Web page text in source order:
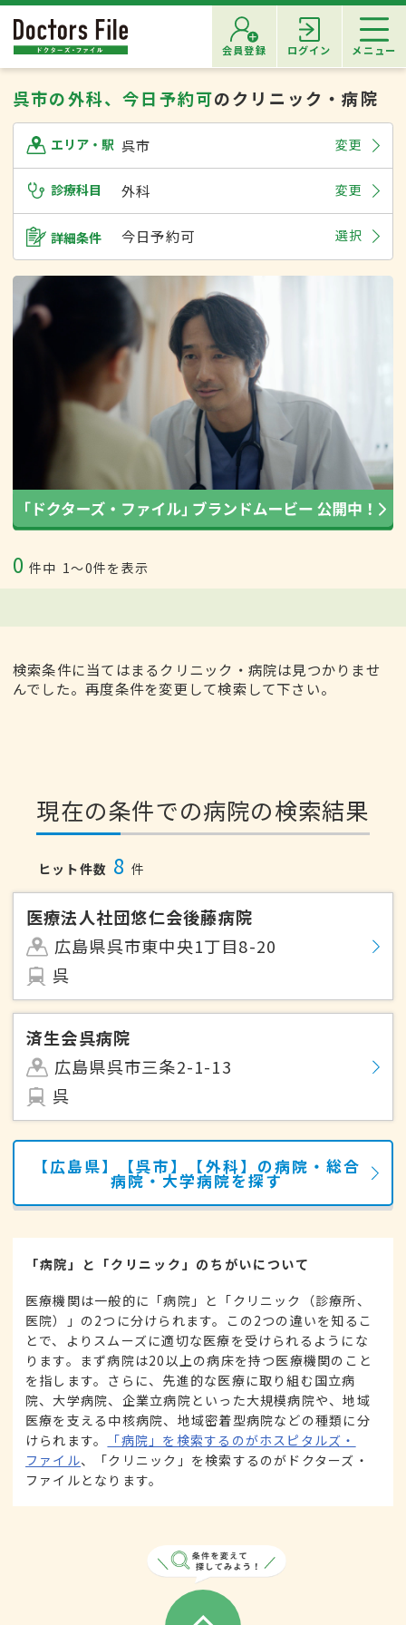
会員登録 ログイン メニュー
呉市の外科、今日予約可のクリニック・病院
エリア・駅 呉市 変更
診療科目 外科 変更
詳細条件 今日予約可 選択
0 件中 1〜0件を表示
検索条件に当てはまるクリニック・病院は見つかりませ
んでした。再度条件を変更して検索して下さい。
現在の条件での病院の検索結果
ヒット件数 8 件
医療法人社団悠仁会後藤病院
広島県呉市東中央1丁目8-20
呉
済生会呉病院
広島県呉市三条2-1-13
呉
【広島県】【呉市】【外科】の病院・総合
病院・大学病院を探す
「病院」と「クリニック」のちがいについて
医療機関は一般的に「病院」と「クリニック（診療所、
医院）」の2つに分けられます。この2つの違いを知るこ
とで、よりスムーズに適切な医療を受けられるようにな
ります。まず病院は20以上の病床を持つ医療機関のこと
を指します。さらに、先進的な医療に取り組む国立病
院、大学病院、企業立病院といった大規模病院や、地域
医療を支える中核病院、地域密着型病院などの種類に分
けられます。
「病院」を検索するのがホスピタルズ・
ファイル、「クリニック」を検索するのがドクターズ・
ファイルとなります。